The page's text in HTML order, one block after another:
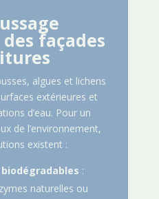
façades
algues et lichens
extérieures et
d’eau. Pour un
de l’environnement,
existent :
:
naturelles ou